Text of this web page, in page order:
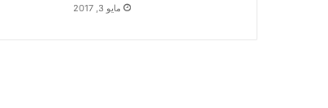
مايو 3, 2017